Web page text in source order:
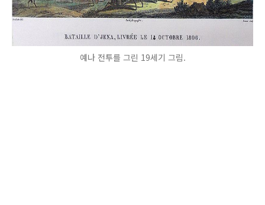
예나 전투를 그린 19세기 그림.